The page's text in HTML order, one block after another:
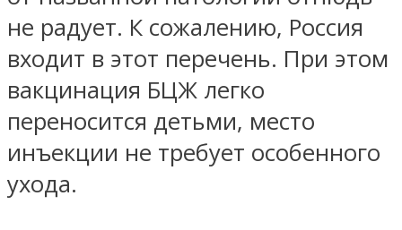
не радует. К сожалению, Россия
входит в этот перечень. При этом
вакцинация БЦЖ легко
переносится детьми, место
инъекции не требует особенного
ухода.